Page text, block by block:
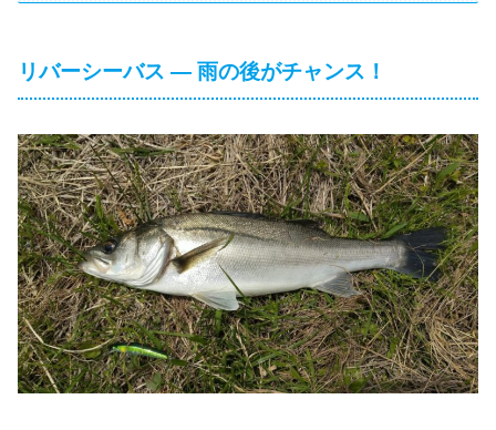
リバーシーバス ― 雨の後がチャンス！